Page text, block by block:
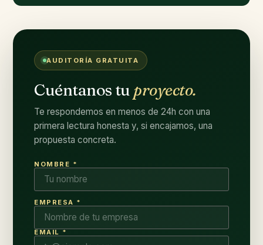
AUDITORÍA GRATUITA
Cuéntanos tu proyecto.
Te respondemos en menos de 24h con una
primera lectura honesta y, si encajamos, una
propuesta concreta.
NOMBRE *
EMPRESA *
EMAIL *